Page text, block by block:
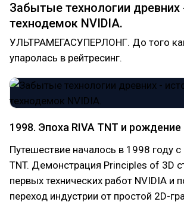
Забытые технологии древних
технодемок NVIDIA.
УЛЬТРАМЕГАСУПЕРЛОНГ. До того
упаролась в рейтресинг.
1998. Эпоха RIVA TNT и рождение
Путешествие началось в 1998 году с
TNT. Демонстрация Principles of 3D
первых технических работ NVIDIA и
переход индустрии от простой 2D-